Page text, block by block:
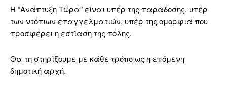
Η “Ανάπτυξη Τώρα” είναι υπέρ της παράδοσης, υπέρ
των ντόπιων επαγγελματιών, υπέρ της ομορφιά που
προσφέρει η εστίαση της πόλης.
Θα τη στηρίξουμε με κάθε τρόπο ως η επόμενη
δημοτική αρχή.